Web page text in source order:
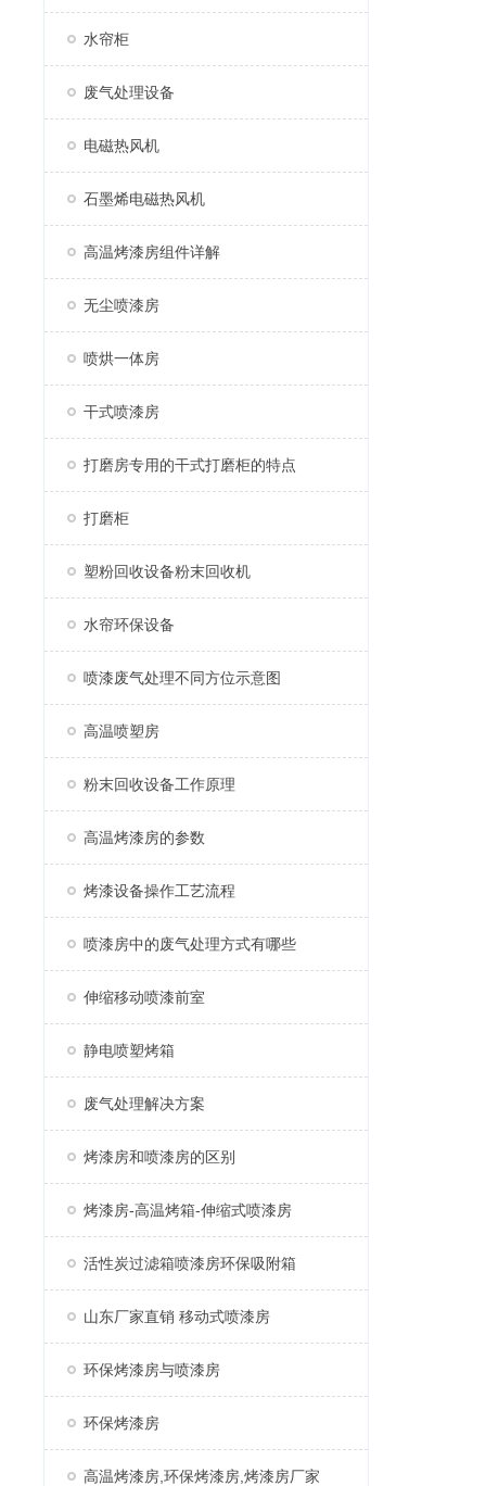
水帘柜
废气处理设备
电磁热风机
石墨烯电磁热风机
高温烤漆房组件详解
无尘喷漆房
喷烘一体房
干式喷漆房
打磨房专用的干式打磨柜的特点
打磨柜
塑粉回收设备粉末回收机
水帘环保设备
喷漆废气处理不同方位示意图
高温喷塑房
粉末回收设备工作原理
高温烤漆房的参数
烤漆设备操作工艺流程
喷漆房中的废气处理方式有哪些
伸缩移动喷漆前室
静电喷塑烤箱
废气处理解决方案
烤漆房和喷漆房的区别
烤漆房-高温烤箱-伸缩式喷漆房
活性炭过滤箱喷漆房环保吸附箱
山东厂家直销 移动式喷漆房
环保烤漆房与喷漆房
环保烤漆房
高温烤漆房,环保烤漆房,烤漆房厂家